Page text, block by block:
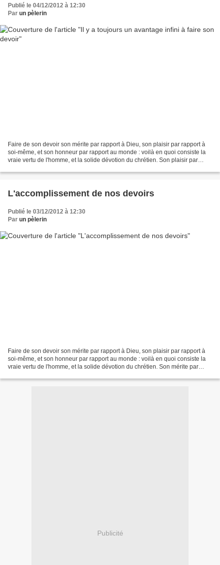
Publié le 04/12/2012 à 12:30
Par un pèlerin
Faire de son devoir son mérite par rapport à Dieu, son plaisir par rapport à
soi-même, et son honneur par rapport au monde : voilà en quoi consiste la
vraie vertu de l'homme, et la solide dévotion du chrétien. Son plaisir par
L'accomplissement de nos devoirs
Publié le 03/12/2012 à 12:30
Par un pèlerin
Faire de son devoir son mérite par rapport à Dieu, son plaisir par rapport à
soi-même, et son honneur par rapport au monde : voilà en quoi consiste la
vraie vertu de l'homme, et la solide dévotion du chrétien. Son mérite par
Publicité